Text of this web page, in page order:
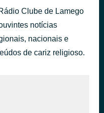
já)
há 38 minutos
Clube de Lamego
notícias
nacionais e
de cariz religioso.